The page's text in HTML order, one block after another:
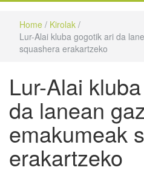
Home / Kirolak /
Lur-Alai kluba gogotik ari da
squashera erakartzeko
Lur-Alai
da lanean
emakumeak
erakartzeko